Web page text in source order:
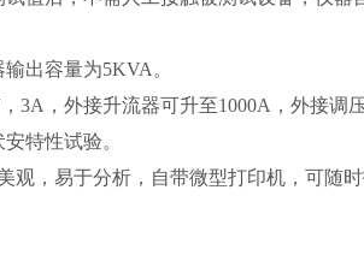
出容量为5KVA。
3A，外接升流器可升至1000A，外接调
特性试验。
观，易于分析，自带微型打印机，可随